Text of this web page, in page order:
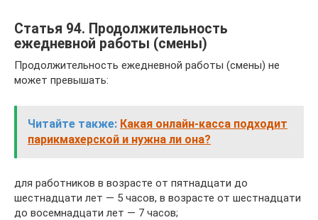
Статья 94. Продолжительность
ежедневной работы (смены)
Продолжительность ежедневной работы (смены) не
может превышать:
Читайте также: Какая онлайн‑касса подходит
парикмахерской и нужна ли она?
для работников в возрасте от пятнадцати до
шестнадцати лет — 5 часов, в возрасте от шестнадцати
до восемнадцати лет — 7 часов;